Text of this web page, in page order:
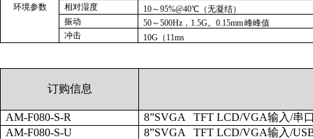
环境参数
相对湿度
10～95%@40℃ （无凝结）
振动
50～500Hz，1.5G。0.15mm峰峰值
冲击
10G （11ms
订购信息
AM-F080-S-R 8”SVGA TFT LCD/VGA输入/串
AM-F080-S-U
8”SVGA TFT LCD/VGA输入/